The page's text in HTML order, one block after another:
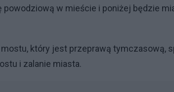
w mieście i poniżej będzie
który jest przeprawą tymczasową,
i zalanie miasta.